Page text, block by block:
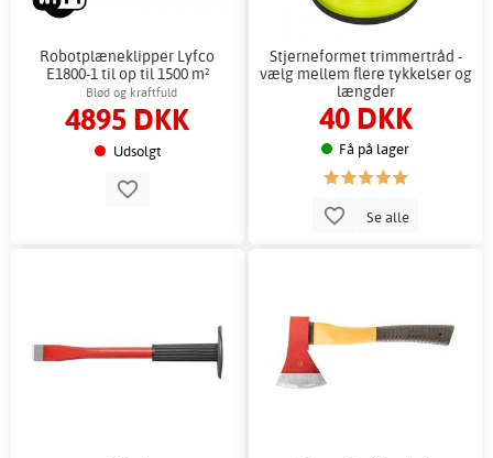
Robotplæneklipper Lyfco
E1800-1 til op til 1500 m²
Blød og kraftfuld
4895 DKK
Udsolgt
Stjerneformet trimmertråd -
vælg mellem flere tykkelser og
længder
40 DKK
Få på lager
Se alle